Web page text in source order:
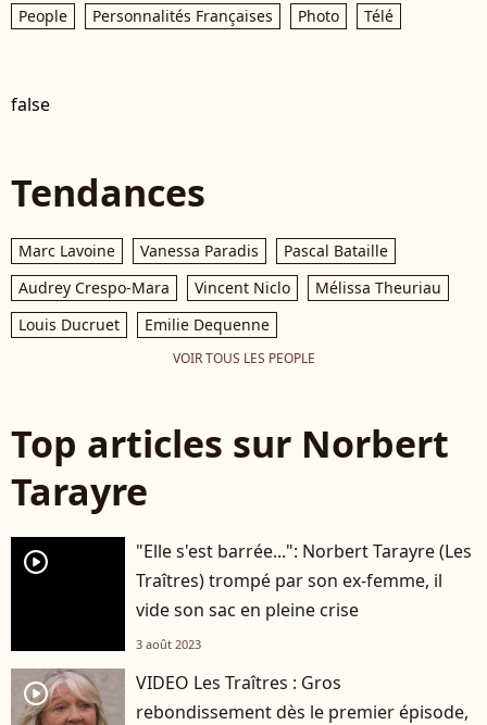
People Personnalités Françaises Photo Télé
false
Tendances
Marc Lavoine Vanessa Paradis
Pascal Bataille
Audrey Crespo-Mara
Vincent Niclo
Mélissa Theuriau
Louis Ducruet
Emilie Dequenne
VOIR TOUS LES PEOPLE
Top articles sur Norbert
Tarayre
player2
"Elle s'est barrée...": Norbert Tarayre (Les
Traîtres) trompé par son ex-femme, il
vide son sac en pleine crise
3 août 2023
player2
VIDEO Les Traîtres : Gros
rebondissement dès le premier épisode,